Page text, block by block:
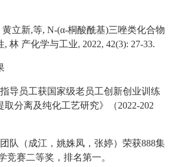
黄立新,等, N-(α-桐酸酰基)三唑类化合物
, 林 产化学与工业, 2022, 42(3): 27-33.
导员工获国家级老员工创新创业训练
取分离及纯化工艺研究》（2022-202
队（成江，姚姝凤，张婷）荣获888集
竞赛二等奖，排名第一。